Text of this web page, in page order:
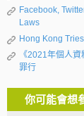
Facebook,
Laws
Hong Kong
《2021年個人
罪行
你可能會想